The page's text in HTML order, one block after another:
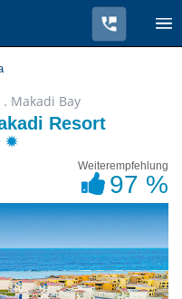
Makadi Bay
Resort
Weiterempfehlung
97 %